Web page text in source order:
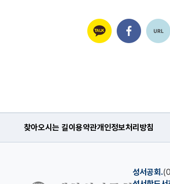
찾아오시는 길이용약관개인정보처리방침
성서공회.